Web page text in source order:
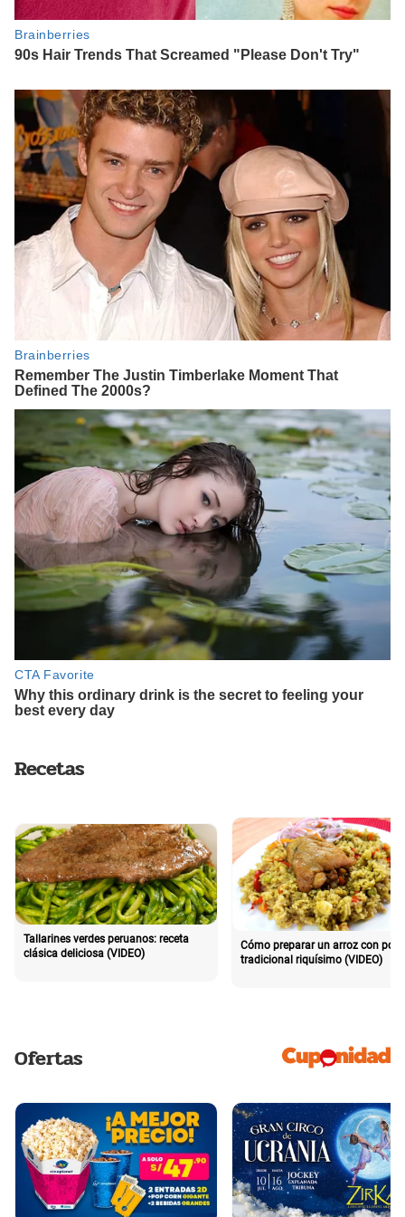
Recetas
Tallarines verdes peruanos: receta
clásica deliciosa (VIDEO)
Cómo preparar un arroz con pollo
tradicional riquísimo (VIDEO)
Ofertas